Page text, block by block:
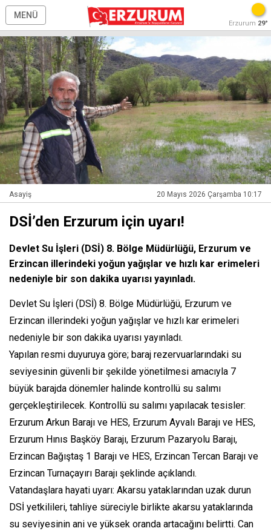
MENÜ
Erzurum 29°
Asayiş 20 Mayıs 2026 Çarşamba 10:17
DSİ’den Erzurum için uyarı!
Devlet Su İşleri (DSİ) 8. Bölge Müdürlüğü, Erzurum ve
Erzincan illerindeki yoğun yağışlar ve hızlı kar erimeleri
nedeniyle bir son dakika uyarısı yayınladı.
Devlet Su İşleri (DSİ) 8. Bölge Müdürlüğü, Erzurum ve
Erzincan illerindeki yoğun yağışlar ve hızlı kar erimeleri
nedeniyle bir son dakika uyarısı yayınladı.
Yapılan resmi duyuruya göre; baraj rezervuarlarındaki su
seviyesinin güvenli bir şekilde yönetilmesi amacıyla 7
büyük barajda dönemler halinde kontrollü su salımı
gerçekleştirilecek. Kontrollü su salımı yapılacak tesisler:
Erzurum Arkun Barajı ve HES, Erzurum Ayvalı Barajı ve HES,
Erzurum Hınıs Başköy Barajı, Erzurum Pazaryolu Barajı,
Erzincan Bağıştaş 1 Barajı ve HES, Erzincan Tercan Barajı ve
Erzincan Turnaçayırı Barajı şeklinde açıklandı.
Vatandaşlara hayati uyarı: Akarsu yataklarından uzak durun
DSİ yetkilileri, tahliye süreciyle birlikte akarsu yataklarında
su seviyesinin ani ve yüksek oranda artacağını belirtti. Can